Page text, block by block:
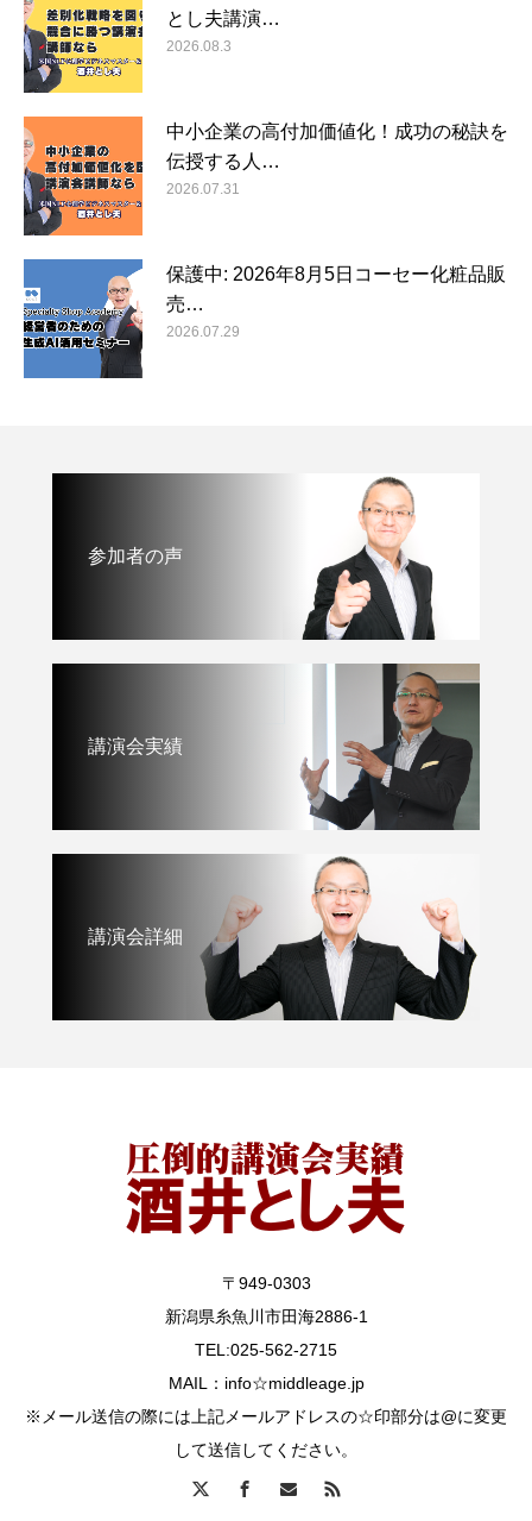
とし夫講演…
2026.08.3
中小企業の高付加価値化！成功の秘訣を
伝授する人…
2026.07.31
保護中: 2026年8月5日コーセー化粧品販
売…
2026.07.29
参加者の声
講演会実績
講演会詳細
〒949-0303
新潟県糸魚川市田海2886-1
TEL:025-562-2715
MAIL：info☆middleage.jp
※メール送信の際には上記メールアドレスの☆印部分は@に変更
して送信してください。